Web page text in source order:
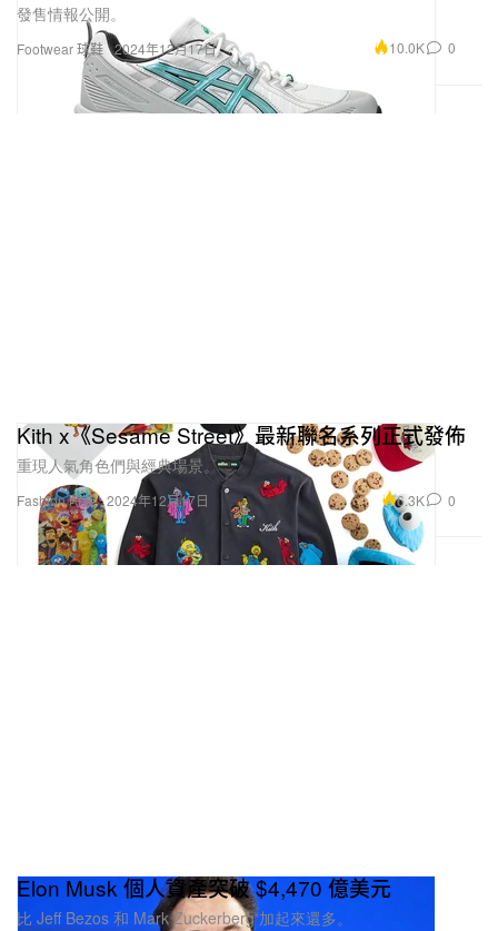
Footwear 球鞋
發售情報公開。
2024年12月17日 10.0K 0
Fashion 時裝
Kith x《Sesame Street》最新聯名系列正式發佈
重現人氣角色們與經典場景。
2024年12月17日 6.3K 0
Elon Musk 個人資產突破 $4,470 億美元
比 Jeff Bezos 和 Mark Zuckerberg 加起來還多。